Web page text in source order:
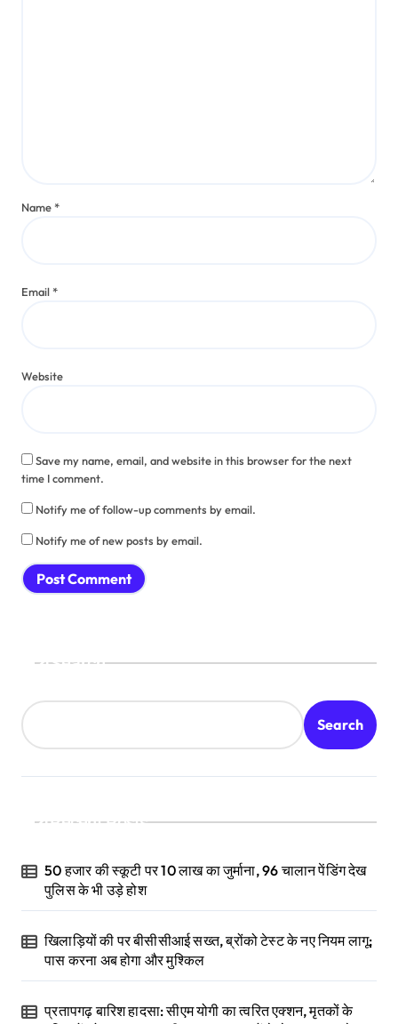
Name*
Email*
Website
Save my name, email, and website in this browser for the next
time I comment.
Notify me of follow-up comments by email.
Notify me of new posts by email.
Search
Search
Recent Posts
50 हजार की स्कूटी पर 10 लाख का जुर्माना, 96 चालान पेंडिंग देख
पुलिस के भी उड़े होश
खिलाड़ियों की पर बीसीसीआई सख्त, ब्रोंको टेस्ट के नए नियम लागू;
पास करना अब होगा और मुश्किल
प्रतापगढ़ बारिश हादसा: सीएम योगी का त्वरित एक्शन, मृतकों के